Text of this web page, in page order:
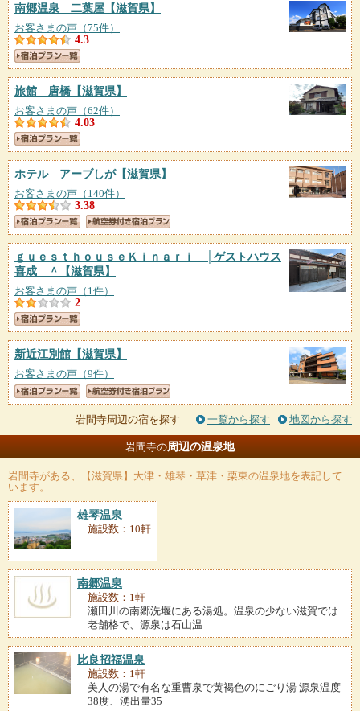
南郷温泉 二葉屋 【滋賀県】
お客さまの声（75件）
4.3
旅館 唐橋【滋賀県】
お客さまの声（62件）
4.03
ホテル アーブしが【滋賀県】
お客さまの声（140件）
3.38
ｇｕｅｓｔｈｏｕｓｅＫｉｎａｒｉ │ゲストハウス
喜成 ＾
【滋賀県】
お客さまの声（1件）
2
新近江別館 【滋賀県】
お客さまの声（9件）
岩間寺周辺の宿を探す 一覧から探す 地図から探す
岩間寺の周辺の温泉地
岩間寺がある、【滋賀県】大津・雄琴・草津・栗東の温泉地を表記して
います。
雄琴温泉
施設数：10軒
南郷温泉
施設数：1軒
瀬田川の南郷洗堰にある湯処。温泉の少ない滋賀では
老舗格で、源泉は石山温
比良招福温泉
施設数：1軒
美人の湯で有名な重曹泉で黄褐色のにごり湯 源泉温度
38度、湧出量35